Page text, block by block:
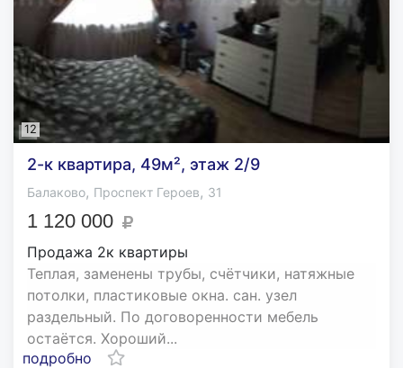
12
2-к квартира, 49м², этаж 2/9
Балаково, Проспект Героев, 31
1 120 000
Продажа 2к квартиры
Теплая, заменены трубы, счётчики, натяжные
потолки, пластиковые окна. сан. узел
раздельный. По договоренности мебель
остаётся. Хороший...
подробно